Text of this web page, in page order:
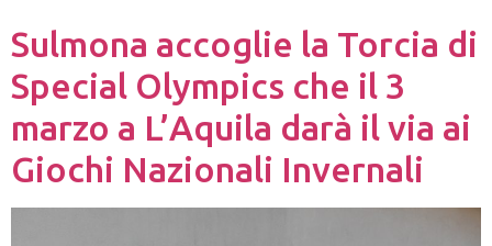
Sulmona accoglie la Torcia di
Special Olympics che il 3
marzo a L’Aquila darà il via ai
Giochi Nazionali Invernali